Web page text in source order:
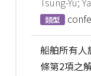
類型
船舶所有
條第2項之